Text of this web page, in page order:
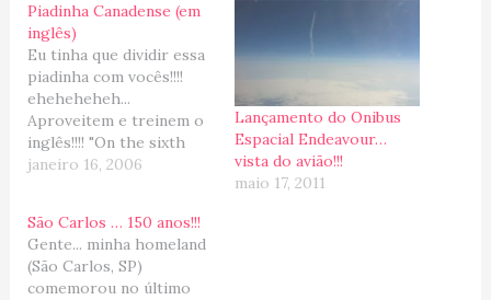
Piadinha Canadense (em
inglês)
Eu tinha que dividir essa
piadinha com vocês!!!!
eheheheheh...
Aproveitem e treinem o
inglês!!!! "On the sixth
day God turned to the
to create a land called
Canada, it will be a land
of outstanding natural
beauty. It shall have tall
janeiro 16, 2006
Lançamento do Onibus
Espacial Endeavour…
vista do avião!!!
maio 17, 2011
São Carlos … 150 anos!!!
Gente... minha homeland
(São Carlos, SP)
comemorou no último